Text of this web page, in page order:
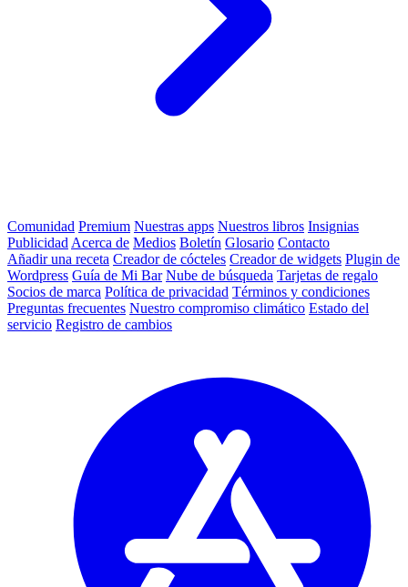
Comunidad Premium Nuestras apps Nuestros libros Insignias
Publicidad Acerca de Medios Boletín Glosario Contacto
Añadir una receta Creador de cócteles Creador de widgets Plugin de
Wordpress Guía de Mi Bar Nube de búsqueda Tarjetas de regalo
Socios de marca Política de privacidad Términos y condiciones
Preguntas frecuentes Nuestro compromiso climático Estado del
servicio Registro de cambios